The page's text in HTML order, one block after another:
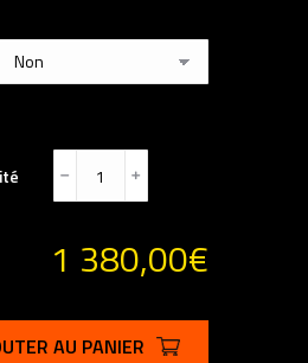
﹣ ﹢
1 380,00€
AU PANIER